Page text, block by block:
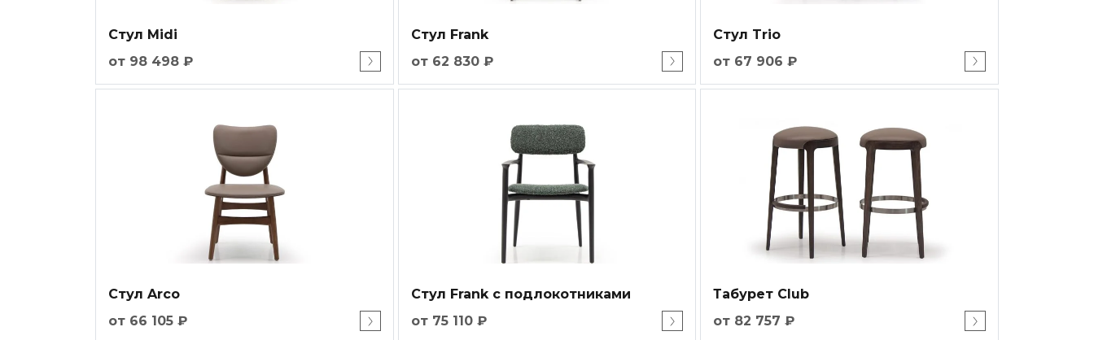
Стул Midi
от 98 498 ₽
Стул Frank
от 62 830 ₽
Стул Trio
от 67 906 ₽
Стул Arco
от 66 105 ₽
Стул Frank с подлокотниками
от 75 110 ₽
Табурет Club
от 82 757 ₽